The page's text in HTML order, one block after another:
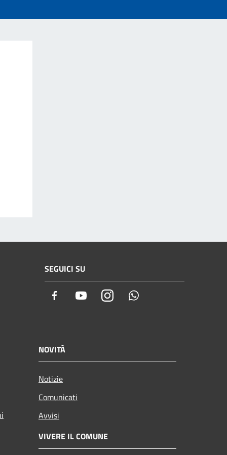
SEGUICI SU
Facebook YoutubeInstagram
NOVITÀ
Notizie
Comunicati
Avvisi
VIVERE IL COMUNE